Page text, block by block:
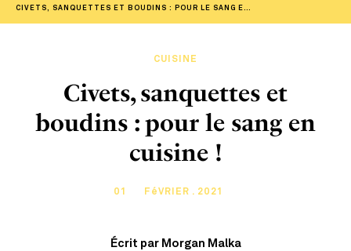
CIVETS, SANQUETTES ET BOUDINS : POUR LE SANG EN CUISINE !
CUISINE
Civets, sanquettes et
boudins : pour le sang en
cuisine !
01 FéVRIER . 2021
Écrit par Morgan Malka